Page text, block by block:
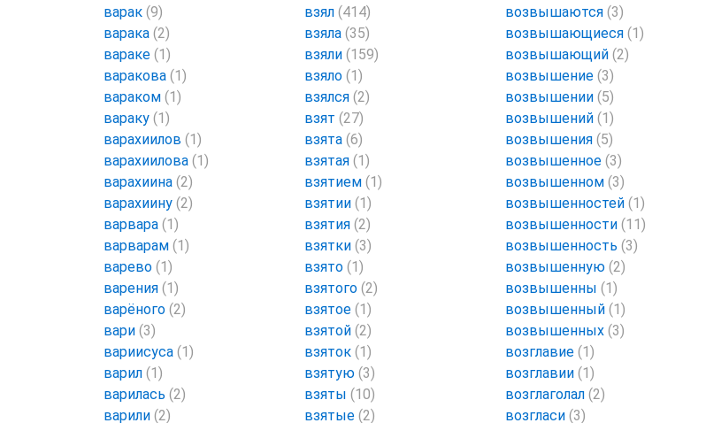
варак (9)
варака (2)
вараке (1)
варакова (1)
вараком (1)
вараку (1)
варахиилов (1)
варахиилова (1)
варахиина (2)
варахиину (2)
варвара (1)
варварам (1)
варево (1)
варения (1)
варёного (2)
вари (3)
вариисуса (1)
варил (1)
варилась (2)
варили (2)
взял (414)
взяла (35)
взяли (159)
взяло (1)
взялся (2)
взят (27)
взята (6)
взятая (1)
взятием (1)
взятии (1)
взятия (2)
взятки (3)
взято (1)
взятого (2)
взятое (1)
взятой (2)
взяток (1)
взятую (3)
взяты (10)
взятые (2)
возвышаются (3)
возвышающиеся (1)
возвышающий (2)
возвышение (3)
возвышении (5)
возвышений (1)
возвышения (5)
возвышенное (3)
возвышенном (3)
возвышенностей (1)
возвышенности (11)
возвышенность (3)
возвышенную (2)
возвышенны (1)
возвышенный (1)
возвышенных (3)
возглавие (1)
возглавии (1)
возглаголал (2)
возгласи (3)